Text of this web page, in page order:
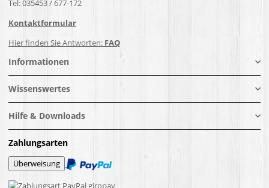
Tel: 035453 / 677-172
Kontaktformular
Hier finden Sie Antworten: FAQ
Informationen
Wissenswertes
Hilfe & Downloads
Zahlungsarten